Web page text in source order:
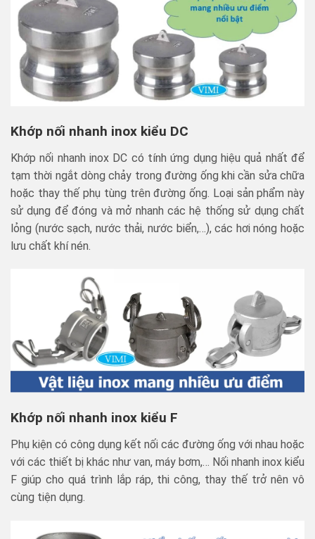
Khớp nối nhanh inox kiểu DC
Khớp nối nhanh inox DC có tính ứng dụng hiệu quả nhất để
tạm thời ngắt dòng chảy trong đường ống khi cần sửa chữa
hoặc thay thế phụ tùng trên đường ống. Loại sản phẩm này
sử dụng để đóng và mở nhanh các hệ thống sử dụng chất
lỏng (nước sạch, nước thải, nước biển,…), các hơi nóng hoặc
lưu chất khí nén.
Khớp nối nhanh inox kiểu F
Phụ kiện có công dụng kết nối các đường ống với nhau hoặc
với các thiết bị khác như van, máy bơm,… Nối nhanh inox kiểu
F giúp cho quá trình lắp ráp, thi công, thay thế trở nên vô
cùng tiện dụng.